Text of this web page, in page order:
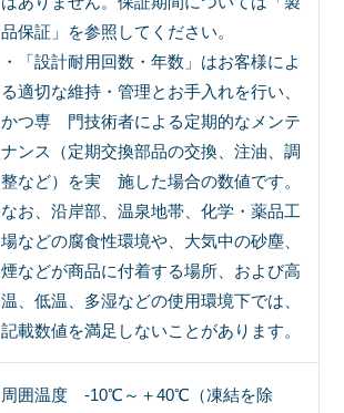
品保証」を参照してください。
・「設計耐用回数・年数」はお客様によ
る適切な維持・管理とお手入れを行い、
かつ専 門技術者による定期的なメンテ
ナンス（定期交換部品の交換、注油、調
整など）を実 施した場合の数値です。
なお、沿岸部、温泉地帯、化学・薬品工
場などの腐食性環境や、大気中の砂塵、
煙などが商品に付着する場所、および高
温、低温、多湿などの使用環境下では、
記載数値を満足しないことがあります。
周囲温度 -10℃～＋40℃（凍結を除